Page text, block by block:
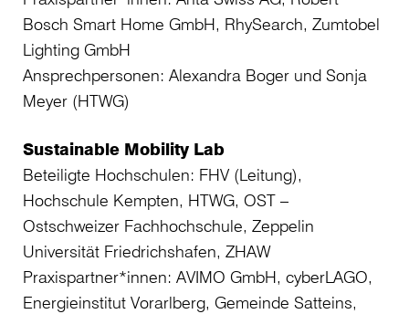
Bosch Smart Home GmbH, RhySearch, Zumtobel
Lighting GmbH
Ansprechpersonen: Alexandra Boger und Sonja
Meyer (HTWG)
Sustainable Mobility Lab
Beteiligte Hochschulen: FHV (Leitung),
Hochschule Kempten, HTWG, OST –
Ostschweizer Fachhochschule, Zeppelin
Universität Friedrichshafen, ZHAW
Praxispartner*innen: AVIMO GmbH, cyberLAGO,
Energieinstitut Vorarlberg, Gemeinde Satteins,